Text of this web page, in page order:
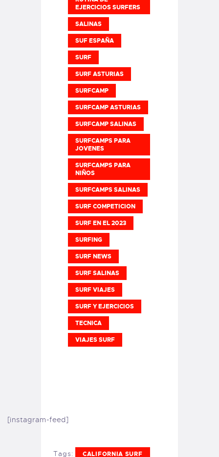
EJERCICIOS SURFERS
SALINAS
SUF ESPAÑA
SURF
SURF ASTURIAS
SURFCAMP
SURFCAMP ASTURIAS
SURFCAMP SALINAS
SURFCAMPS PARA
JOVENES
SURFCAMPS PARA
NIÑOS
SURFCAMPS SALINAS
SURF COMPETICION
SURF EN EL 2023
SURFING
SURF NEWS
SURF SALINAS
SURF VIAJES
SURF Y EJERCICIOS
TECNICA
VIAJES SURF
[instagram-feed]
Tags: CALIFORNIA SURF